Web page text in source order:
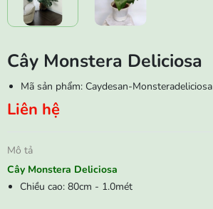
Cây Monstera Deliciosa
Mã sản phẩm: Caydesan-Monsteradeliciosa
Liên hệ
Mô tả
Cây Monstera Deliciosa
Chiều cao: 80cm - 1.0mét